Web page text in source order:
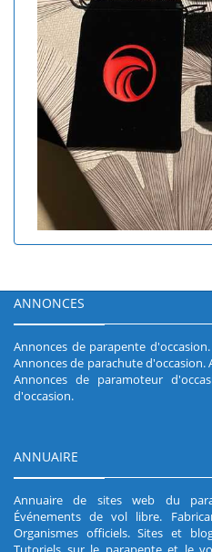
ANNONCES
Annonces de parapente d'occasion.
Annonces de parachute d'occasion.
Annonces de paramoteur
d'occasion.
ANNUAIRE
Annuaire de sites web du
Événements de vol libre.
Organismes officiels.Sites et